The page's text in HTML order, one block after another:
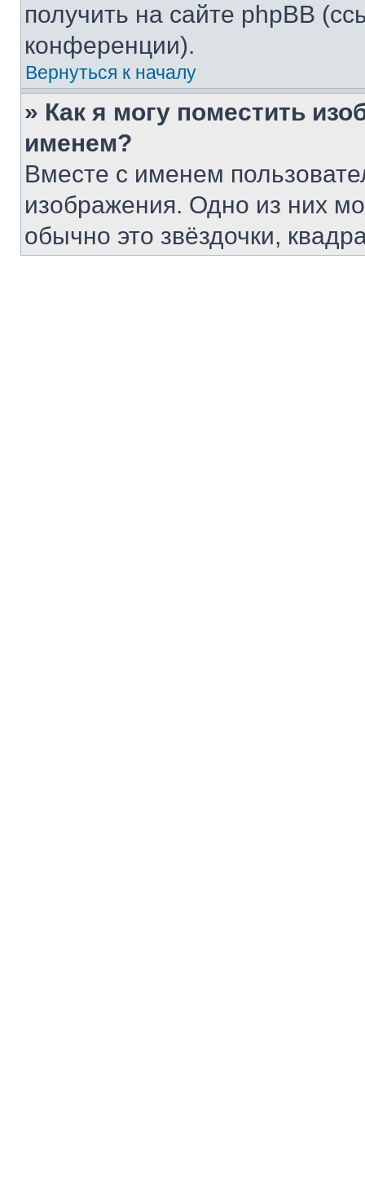
получить на сайте phpBB
конференции).
Вернуться к началу
» Как я могу поместить
именем?
Вместе с именем
изображения. Одно из них
обычно это звёздочки,